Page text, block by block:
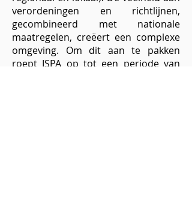
verordeningen en richtlijnen,
gecombineerd met nationale
maatregelen, creëert een complexe
omgeving. Om dit aan te pakken
roept ISPA op tot een periode van